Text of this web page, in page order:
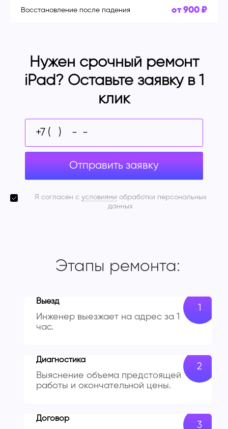
Восстановление после падения от 900 ₽
Нужен срочный ремонт
iPad? Оставьте заявку в 1
клик
Отправить заявку
Я согласен с условиями обработки персональных
данных
Этапы ремонта:
Выезд
Инженер выезжает на адрес за 1
час.
Диагностика
Выяснение объема предстоящей
работы и окончательной цены.
Договор